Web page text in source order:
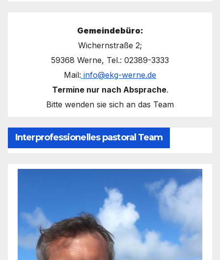
Gemeindebüro:
Wichernstraße 2;
59368 Werne, Tel.: 02389-3333
Mail: info@ekg-werne.de
Termine nur nach Absprache.
Bitte wenden sie sich an das Team
Interprofessionelles pastoral Team